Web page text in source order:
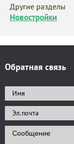
Другие разделы
Новостройки
Обратная связь